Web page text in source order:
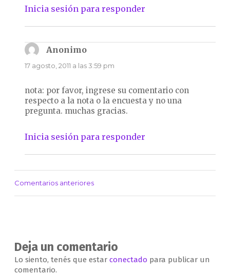
Inicia sesión para responder
Anonimodice:
17 agosto, 2011 a las 3:59 pm
nota: por favor, ingrese su comentario con
respecto a la nota o la encuesta y no una
pregunta. muchas gracias.
Inicia sesión para responder
Navegación
Comentarios anteriores
Deja un comentario
Lo siento, tenés que estar conectado para publicar un
comentario.